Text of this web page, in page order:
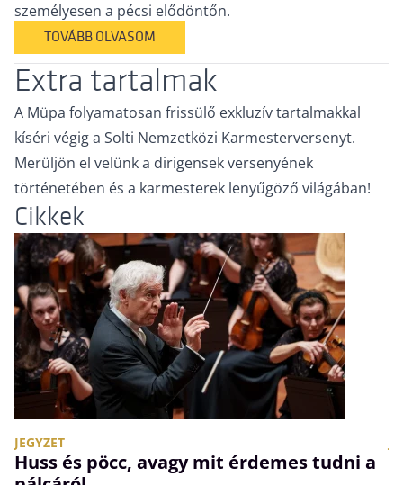
személyesen a pécsi elődöntőn.
TOVÁBB OLVASOM
Extra tartalmak
A Müpa folyamatosan frissülő exkluzív tartalmakkal
kíséri végig a Solti Nemzetközi Karmesterversenyt.
Merüljön el velünk a dirigensek versenyének
történetében és a karmesterek lenyűgöző világában!
Cikkek
JEGYZET
Huss és pöcc, avagy mit érdemes tudni a